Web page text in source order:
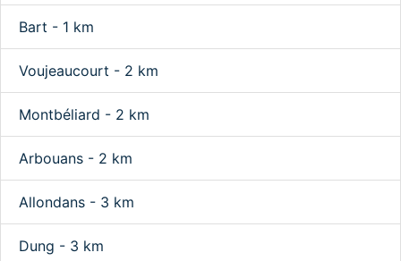
Bart - 1 km
Voujeaucourt - 2 km
Montbéliard - 2 km
Arbouans - 2 km
Allondans - 3 km
Dung - 3 km